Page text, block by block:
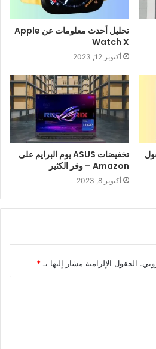
تحليل أحدث معلومات عن Apple
Watch X
أكتوبر 12, 2023
تخفيضات ASUS يوم البرايم على
Amazon – وفر الكثير
أكتوبر 8, 2023
الحقول الإلزامية مشار إليها بـ *